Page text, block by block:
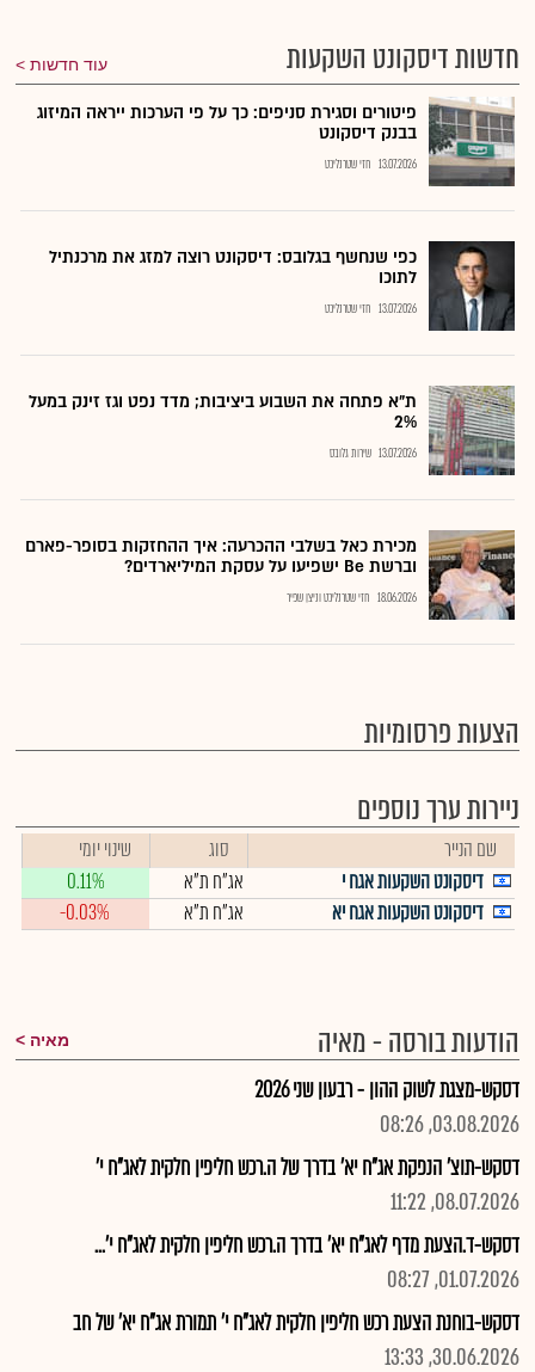
חדשות דיסקונט השקעות עוד חדשות
פיטורים וסגירת סניפים: כך על פי הערכות ייראה המיזוג
בבנק דיסקונט
13.07.2026 חזי שטרנליכט
כפי שנחשף בגלובס: דיסקונט רוצה למזג את מרכנתיל
לתוכו
13.07.2026 חזי שטרנליכט
ת"א פתחה את השבוע ביציבות; מדד נפט וגז זינק במעל
2%
13.07.2026 שירות גלובס
מכירת כאל בשלבי ההכרעה: איך ההחזקות בסופר-פארם
וברשת Be ישפיעו על עסקת המיליארדים?
18.06.2026 חזי שטרנליכט וניצן שפיר
הצעות פרסומיות
ניירות ערך נוספים
שם הנייר סוג
שינוי יומי
דיסקונט השקעות אגח י
אג"ח ת"א
0.11%
דיסקונט השקעות אגח יא
אג"ח ת"א -0.03%
הודעות בורסה - מאיה מאיה
דסקש-מצגת לשוק ההון - רבעון שני 2026
03.08.2026, 08:26
דסקש-תוצ' הנפקת אג"ח יא' בדרך של ה.רכש חליפין חלקית לאג"ח י'
08.07.2026, 11:22
דסקש-ד.הצעת מדף לאג"ח יא' בדרך ה.רכש חליפין חלקית לאג"ח י'...
01.07.2026, 08:27
דסקש-בוחנת הצעת רכש חליפין חלקית לאג"ח י' תמורת אג"ח יא' של חב
30.06.2026, 13:33